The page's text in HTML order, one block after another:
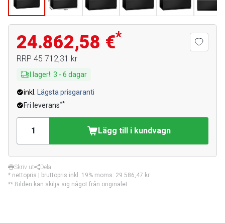
24.862,58 €*
RRP 45 712,31 kr
I lager!: 3 - 6 dagar
inkl.
Lägsta prisgaranti
Fri leverans**
Lägg till i kundvagn
Skriv ut
Dela
* nettopris | bruttopris inkl. 19% moms: 29 586,47 kr
** Bilden kan skilja sig något från originalet.